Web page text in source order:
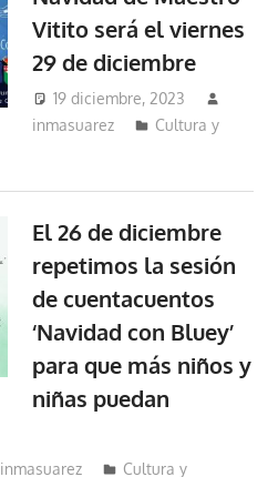
Vitito será el viernes
29 de diciembre
19 diciembre, 2023
inmasuarez
Cultura y
El 26 de diciembre
repetimos la sesión
de cuentacuentos
‘Navidad con Bluey’
para que más niños y
niñas puedan
inmasuarez
Cultura y